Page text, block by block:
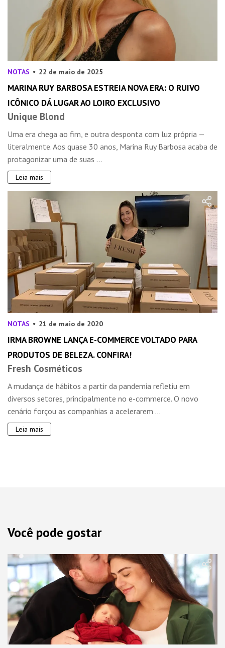
NOTAS 22 de maio de 2025
MARINA RUY BARBOSA ESTREIA NOVA ERA: O RUIVO
ICÔNICO DÁ LUGAR AO LOIRO EXCLUSIVO
Unique Blond
Uma era chega ao fim, e outra desponta com luz própria —
literalmente. Aos quase 30 anos, Marina Ruy Barbosa acaba de
protagonizar uma de suas ...
Leia mais
NOTAS 21 de maio de 2020
IRMA BROWNE LANÇA E-COMMERCE VOLTADO PARA
PRODUTOS DE BELEZA. CONFIRA!
Fresh Cosméticos
A mudança de hábitos a partir da pandemia refletiu em
diversos setores, principalmente no e-commerce. O novo
cenário forçou as companhias a acelerarem ...
Leia mais
Você pode gostar